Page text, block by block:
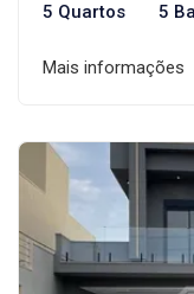
5 Quartos 5
Mais informações